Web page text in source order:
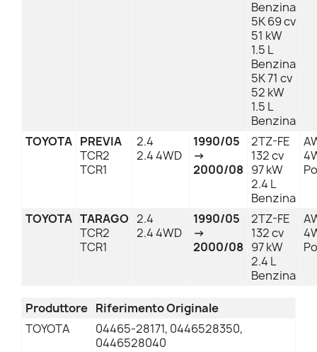
Benzina
5K 69 cv
51 kW
1.5 L
Benzina
5K 71 cv
52 kW
1.5 L
Benzina
TOYOTA PREVIA
TCR2
TCR1
2.4
2.4 4WD
1990/05
→
2000/08
2TZ-FE
132 cv
97 kW
2.4 L
Benzina
TOYOTA TARAGO
TCR2
TCR1
2.4
2.4 4WD
1990/05
→
2000/08
2TZ-FE
132 cv
97 kW
2.4 L
Benzina
Produttore Riferimento Originale
TOYOTA
04465-28171, 0446528350,
0446528040